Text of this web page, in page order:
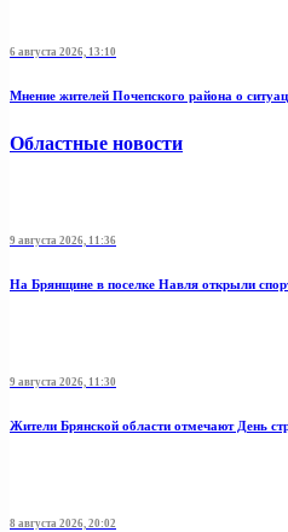
6 августа 2026, 13:10
Мнение жителей Почепского района о
Областные новости
9 августа 2026, 11:36
На Брянщине в поселке Навля открыли
9 августа 2026, 11:30
Жители Брянской области отмечают День
8 августа 2026, 20:02